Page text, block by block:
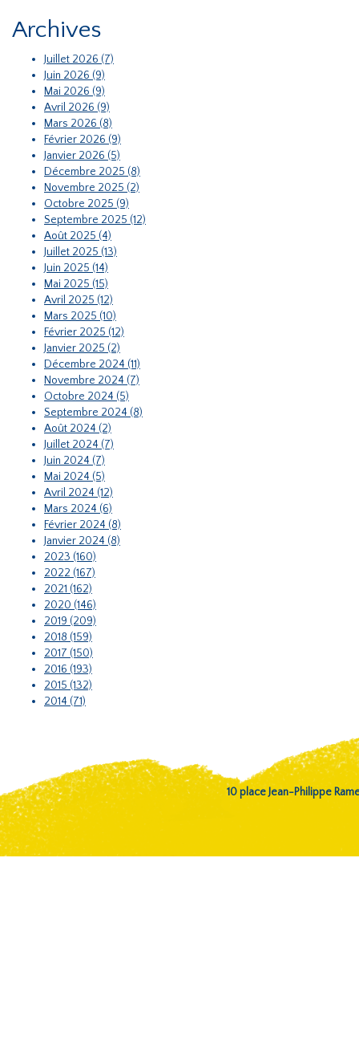
Archives
Juillet 2026 (7)
Juin 2026 (9)
Mai 2026 (9)
Avril 2026 (9)
Mars 2026 (8)
Février 2026 (9)
Janvier 2026 (5)
Décembre 2025 (8)
Novembre 2025 (2)
Octobre 2025 (9)
Septembre 2025 (12)
Août 2025 (4)
Juillet 2025 (13)
Juin 2025 (14)
Mai 2025 (15)
Avril 2025 (12)
Mars 2025 (10)
Février 2025 (12)
Janvier 2025 (2)
Décembre 2024 (11)
Novembre 2024 (7)
Octobre 2024 (5)
Septembre 2024 (8)
Août 2024 (2)
Juillet 2024 (7)
Juin 2024 (7)
Mai 2024 (5)
Avril 2024 (12)
Mars 2024 (6)
Février 2024 (8)
Janvier 2024 (8)
2023 (160)
2022 (167)
2021 (162)
2020 (146)
2019 (209)
2018 (159)
2017 (150)
2016 (193)
2015 (132)
2014 (71)
10 place Jean-Philippe